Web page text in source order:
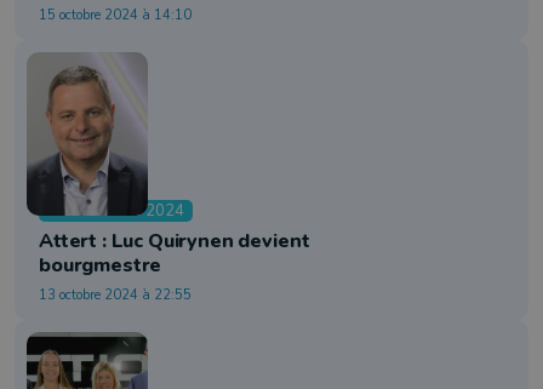
15 octobre 2024 à 14:10
Communales 2024
Attert : Luc Quirynen devient
bourgmestre
13 octobre 2024 à 22:55